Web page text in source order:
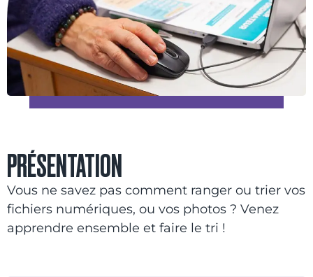
PRÉSENTATION
Vous ne savez pas comment ranger ou trier vos
fichiers numériques, ou vos photos ? Venez
apprendre ensemble et faire le tri !